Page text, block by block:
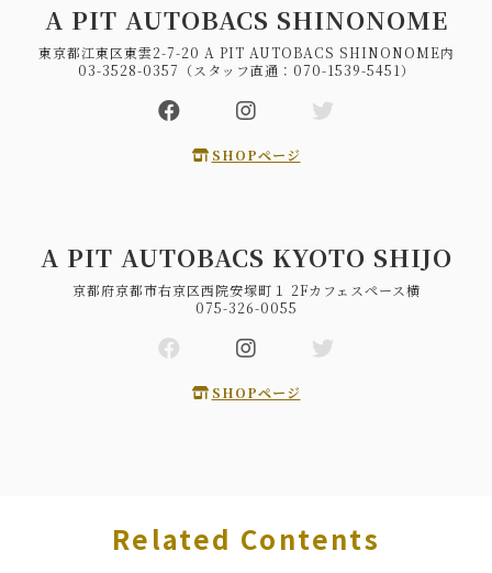
A PIT AUTOBACS SHINONOME
東京都江東区東雲2-7-20 A PIT AUTOBACS SHINONOME内
03-3528-0357（スタッフ直通：070-1539-5451）
SHOPページ
A PIT AUTOBACS KYOTO SHIJO
京都府京都市右京区西院安塚町１ 2Fカフェスペース横
075-326-0055
SHOPページ
Related Contents